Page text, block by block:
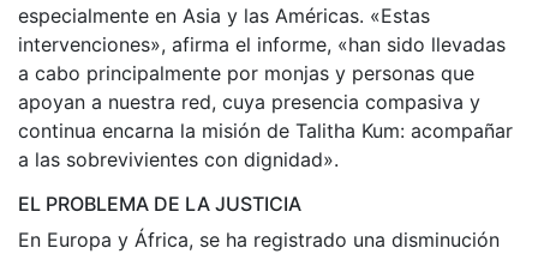
especialmente en Asia y las Américas. «Estas
intervenciones», afirma el informe, «han sido llevadas
a cabo principalmente por monjas y personas que
apoyan a nuestra red, cuya presencia compasiva y
continua encarna la misión de Talitha Kum: acompañar
a las sobrevivientes con dignidad».
EL PROBLEMA DE LA JUSTICIA
En Europa y África, se ha registrado una disminución